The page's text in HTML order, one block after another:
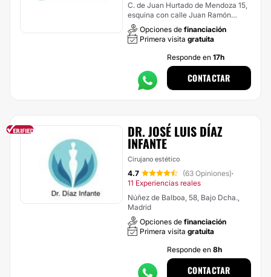
C. de Juan Hurtado de Mendoza 15,
esquina con calle Juan Ramón
Jiménez, Madrid
Opciones de financiación
Primera visita gratuita
Responde en 17h
CONTACTAR
DR. JOSÉ LUIS DÍAZ
INFANTE
Cirujano estético
4.7 (63 Opiniones)·
11 Experiencias reales
Núñez de Balboa, 58, Bajo Dcha.,
Madrid
Opciones de financiación
Primera visita gratuita
Responde en 8h
CONTACTAR